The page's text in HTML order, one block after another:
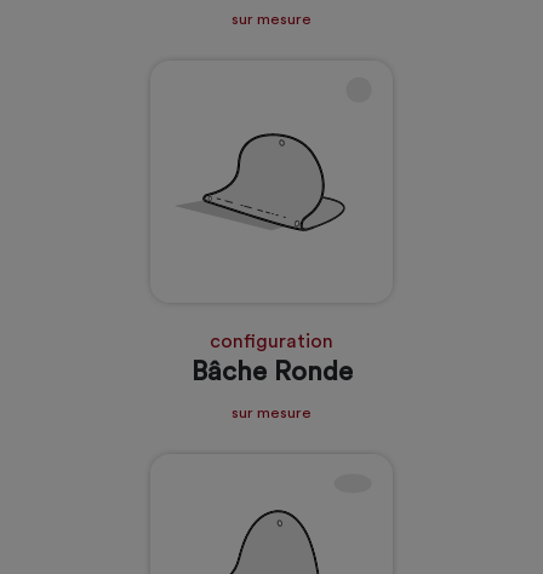
sur mesure
configuration
Bâche Ronde
sur mesure